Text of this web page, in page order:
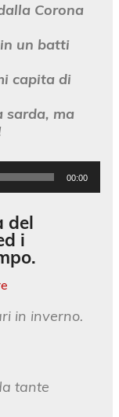
Corona
un batti
capita di
sarda, ma
00:00
del
i
in inverno.
tante